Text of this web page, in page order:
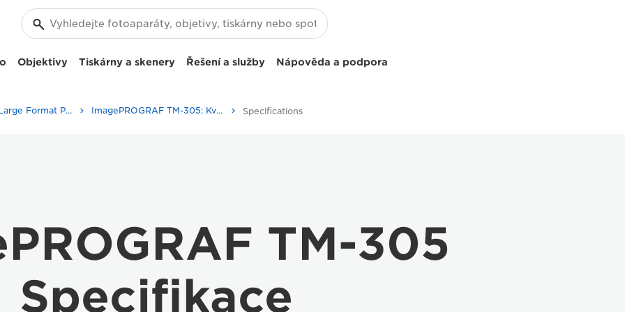
Objektivy Tiskárny a skenery Řešení a služby Nápověda a podpora
High-Quality Large Format Printers for CAD/GIS and Stunning Graphics ImagePROGRAF TM-305: Kvalitní velkoformátový tisk Specifications
TM-305
Specifikace